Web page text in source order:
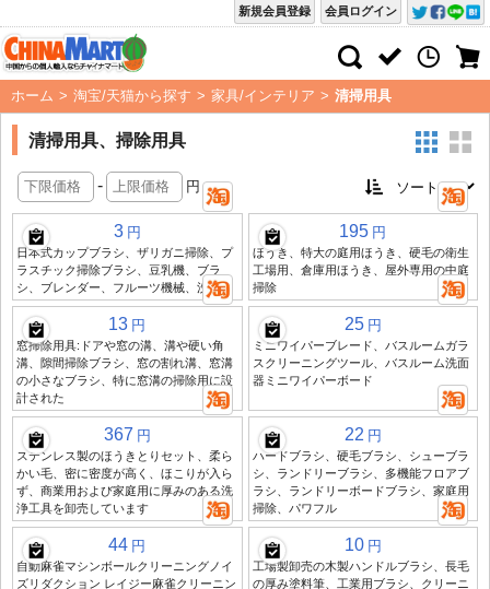
会員ログイン
新規会員登録
ホーム > 淘宝/天猫から探す > 家具/インテリア > 清掃用具
清掃用具、掃除用具
- 円
3 円
日本式カップブラシ、ザリガニ掃除、プ
ラスチック掃除ブラシ、豆乳機、ブラ
シ、ブレンダー、フルーツ機械、洗剤
195 円
ほうき、特大の庭用ほうき、硬毛の衛生
工場用、倉庫用ほうき、屋外専用の中庭
掃除
13 円
窓掃除用具:ドアや窓の溝、溝や硬い角
溝、隙間掃除ブラシ、窓の割れ溝、窓溝
の小さなブラシ、特に窓溝の掃除用に設
計された
25 円
ミニワイパーブレード、バスルームガラ
スクリーニングツール、バスルーム洗面
器ミニワイパーボード
367 円
ステンレス製のほうきとりセット、柔ら
かい毛、密に密度が高く、ほこりが入ら
ず、商業用および家庭用に厚みのある洗
浄工具を卸売しています
22 円
ハードブラシ、硬毛ブラシ、シューブラ
シ、ランドリーブラシ、多機能フロアブ
ラシ、ランドリーボードブラシ、家庭用
掃除、パワフル
44 円
自動麻雀マシンボールクリーニングノイ
ズリダクション レイジー麻雀クリーニン
10 円
工場製卸売の木製ハンドルブラシ、長毛
の厚み塗料筆、工業用ブラシ、クリーニ